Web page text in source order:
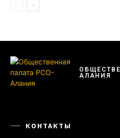
АЛАНИЯ
КОНТАКТЫ